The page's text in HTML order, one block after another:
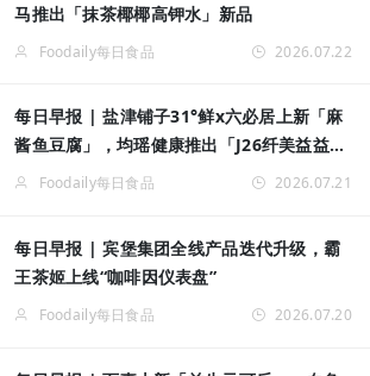
马推出「抹茶椰椰高钾水」新品
Foodaily每日食品 2026.07.22
每日早报 | 盐津铺子31°鲜x六必居上新「麻
酱鱼豆腐」，均瑶健康推出「J26纤美益益生
菌粉」新品
Foodaily每日食品 2026.07.21
每日早报 | 宾堡集团全线产品迭代升级，霸
王茶姬上线“咖啡因仪表盘”
Foodaily每日食品 2026.07.20